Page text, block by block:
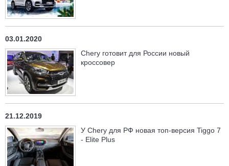
03.01.2020
Chery готовит для России новый
кроссовер
21.12.2019
У Chery для РФ новая топ-версия Tiggo 7
- Elite Plus